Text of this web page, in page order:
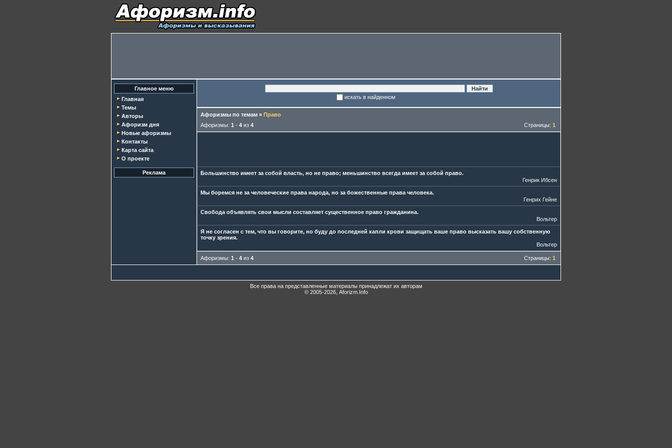
Главное меню
Главная
Темы
Авторы
Афоризм дня
Новые афоризмы
Контакты
Карта сайта
О проекте
Реклама
искать в найденном
Афоризмы по темам » Право
Афоризмы: 1 - 4 из 4 Страницы: 1
Большинство имеет за собой власть, но не право; меньшинство всегда имеет за собой право.
Генрик Ибсен
Мы боремся не за человеческие права народа, но за божественные права человека.
Генрих Гейне
Свобода объявлять свои мысли составляет существенное право гражданина.
Вольтер
Я не согласен с тем, что вы говорите, но буду до последней капли крови защищать ваше право высказать вашу собственную
точку зрения.
Вольтер
Афоризмы: 1 - 4 из 4 Страницы: 1
Все права на представленные материалы принадлежат их авторам
© 2005-2026, Aforizm.Info